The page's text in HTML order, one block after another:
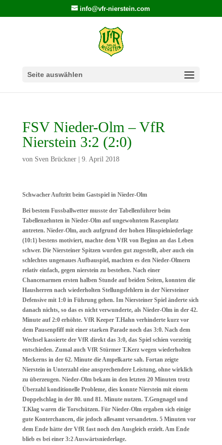
info@vfr-nierstein.com
Seite auswählen
FSV Nieder-Olm – VfR
Nierstein 3:2 (2:0)
von Sven Brückner| 9. April 2018
Schwacher Auftritt beim Gastspiel in Nieder-Olm
Bei bestem Fussballwetter musste der Tabellenführer beim
Tabellenzehnten in Nieder-Olm auf ungewohntem Rasenplatz
antreten. Nieder-Olm, auch aufgrund der hohen Hinspielniederlage
(10:1) bestens motiviert, machte dem VfR von Beginn an das Leben
schwer. Die Niersteiner Spitzen wurden gut zugestellt, aber auch ein
schlechtes ungenaues Aufbauspiel, machten es den Nieder-Olmern
relativ einfach, gegen nierstein zu bestehen. Nach einer
Chancenarmen ersten halben Stunde auf beiden Seiten, konnten die
Hausherren nach wiederholten Stellungsfehlern in der Niersteiner
Defensive mit 1:0 in Führung gehen. Im Niersteiner Spiel änderte sich
danach nichts, so das es nicht verwunderte, als Nieder-Olm in der 42.
Minute auf 2:0 erhöhte. VfR Keeper T.Hahn verhinderte kurz vor
dem Pausenpfiff mit einer starken Parade noch das 3:0. Nach dem
Wechsel kassierte der VfR direkt das 3:0, das Spiel schien vorzeitig
entschieden. Zumal auch VfR Stürmer T.Kerz wegen wiederholten
Meckerns in der 62. Minute die Ampelkarte sah. Fortan zeigte
Nierstein in Unterzahl eine ansprechendere Leistung, ohne wirklich
zu überzeugen. Nieder-Olm bekam in den letzten 20 Minuten trotz
Überzahl konditionelle Probleme, dies konnte Nierstein mit einem
Doppelschlag in der 80. und 81. Minute nutzen. T.Gengnagel und
T.Klag waren die Torschützen. Für Nieder-Olm ergaben sich einige
gute Konterchancen, die jedoch allesamt versandeten. 5 Minuten vor
dem Ende hätte der VfR fast noch den Ausgleich erzielt. Am Ende
blieb es bei einer 3:2 Auswärtsniederlage.